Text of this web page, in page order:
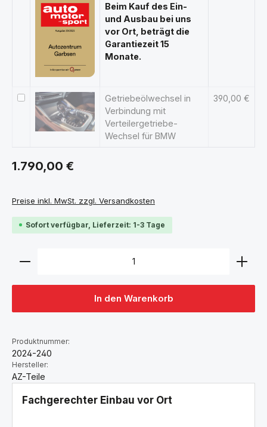
Beim Kauf des Ein-
und Ausbau bei uns
vor Ort, beträgt die
Garantiezeit 15
Monate.
Getriebeölwechsel in
Verbindung mit
Verteilergetriebe-
Wechsel für BMW
390,00 €
Regulärer Preis:
1.790,00 €
Preise inkl. MwSt. zzgl. Versandkosten
Sofort verfügbar, Lieferzeit: 1-3 Tage
Produkt Anzahl: Gib den gewünschten Wert ein
In den Warenkorb
Produktnummer:
2024-240
Hersteller:
AZ-Teile
Fachgerechter Einbau vor Ort